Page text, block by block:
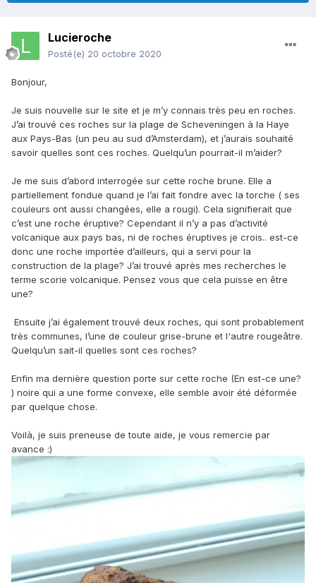
Lucieroche
Posté(e) 20 octobre 2020
Bonjour,
Je suis nouvelle sur le site et je m’y connais très peu en roches.
J’ai trouvé ces roches sur la plage de Scheveningen à la Haye
aux Pays-Bas (un peu au sud d’Amsterdam), et j’aurais souhaité
savoir quelles sont ces roches. Quelqu’un pourrait-il m’aider?
Je me suis d’abord interrogée sur cette roche brune. Elle a
partiellement fondue quand je l’ai fait fondre avec la torche ( ses
couleurs ont aussi changées, elle a rougi). Cela signifierait que
c’est une roche éruptive? Cependant il n’y a pas d’activité
volcanique aux pays bas, ni de roches éruptives je crois.. est-ce
donc une roche importée d’ailleurs, qui a servi pour la
construction de la plage? J’ai trouvé après mes recherches le
terme scorie volcanique. Pensez vous que cela puisse en être
une?
Ensuite j’ai également trouvé deux roches, qui sont probablement
très communes, l’une de couleur grise-brune et l'autre rougeâtre.
Quelqu’un sait-il quelles sont ces roches?
Enfin ma dernière question porte sur cette roche (En est-ce une?
) noire qui a une forme convexe, elle semble avoir été déformée
par quelque chose.
Voilà, je suis preneuse de toute aide, je vous remercie par
avance :)